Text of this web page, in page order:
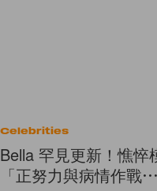
Celebrities
Bella 罕見更新！憔
「正努力與病情作戰